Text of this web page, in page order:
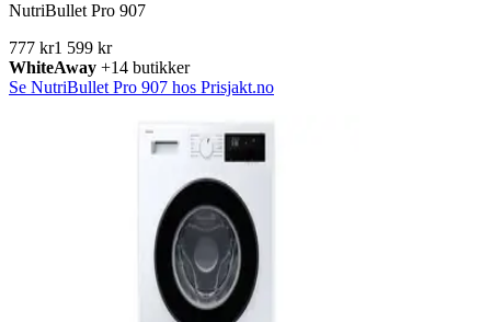
NutriBullet Pro 907
777 kr1 599 kr
WhiteAway +14 butikker
Se NutriBullet Pro 907 hos Prisjakt.no